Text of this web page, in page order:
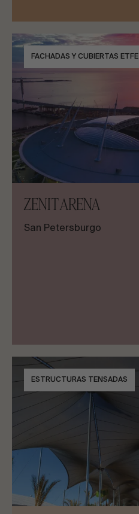
FACHADAS Y CUBIERTAS ETFE
ZENIT ARENA
San Petersburgo
ESTRUCTURAS TENSADAS